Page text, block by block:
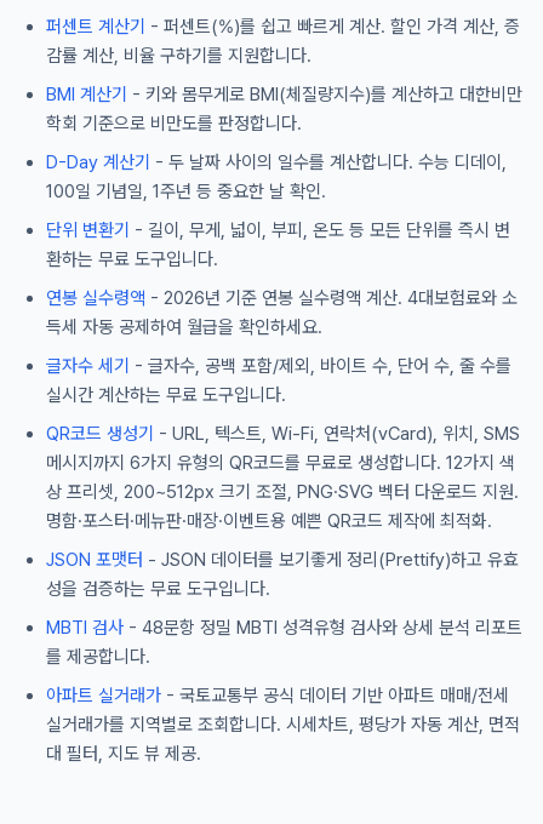
퍼센트 계산기 - 퍼센트(%)를 쉽고 빠르게 계산. 할인 가격 계산, 증
감률 계산, 비율 구하기를 지원합니다.
BMI 계산기 - 키와 몸무게로 BMI(체질량지수)를 계산하고 대한비만
학회 기준으로 비만도를 판정합니다.
D-Day 계산기 - 두 날짜 사이의 일수를 계산합니다. 수능 디데이,
100일 기념일, 1주년 등 중요한 날 확인.
단위 변환기 - 길이, 무게, 넓이, 부피, 온도 등 모든 단위를 즉시 변
환하는 무료 도구입니다.
연봉 실수령액 - 2026년 기준 연봉 실수령액 계산. 4대보험료와 소
득세 자동 공제하여 월급을 확인하세요.
글자수 세기 - 글자수, 공백 포함/제외, 바이트 수, 단어 수, 줄 수를
실시간 계산하는 무료 도구입니다.
QR코드 생성기 - URL, 텍스트, Wi-Fi, 연락처(vCard), 위치, SMS
메시지까지 6가지 유형의 QR코드를 무료로 생성합니다. 12가지 색
상 프리셋, 200~512px 크기 조절, PNG·SVG 벡터 다운로드 지원.
명함·포스터·메뉴판·매장·이벤트용 예쁜 QR코드 제작에 최적화.
JSON 포맷터 - JSON 데이터를 보기좋게 정리(Prettify)하고 유효
성을 검증하는 무료 도구입니다.
MBTI 검사 - 48문항 정밀 MBTI 성격유형 검사와 상세 분석 리포트
를 제공합니다.
아파트 실거래가 - 국토교통부 공식 데이터 기반 아파트 매매/전세
실거래가를 지역별로 조회합니다. 시세차트, 평당가 자동 계산, 면적
대 필터, 지도 뷰 제공.